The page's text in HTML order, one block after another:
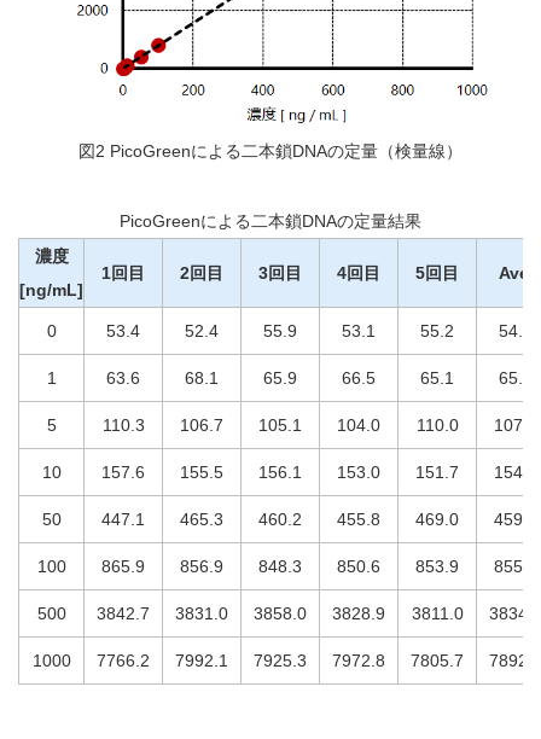
図2 PicoGreenによる二本鎖DNAの定量（検量線）
PicoGreenによる二本鎖DNAの定量結果
濃度
[ng/mL]
1回目 2回目 3回目 4回目 5回目 Ave.
0 53.4 52.4 55.9 53.1 55.2 54.0
1 63.6 68.1 65.9 66.5 65.1 65.8
5 110.3 106.7 105.1 104.0 110.0 107.2
10 157.6 155.5 156.1 153.0 151.7 154.8
50 447.1 465.3 460.2 455.8 469.0 459.5
100 865.9 856.9 848.3 850.6 853.9 855.1
500 3842.7 3831.0 3858.0 3828.9 3811.0 3834.3
1000 7766.2 7992.1 7925.3 7972.8 7805.7 7892.4